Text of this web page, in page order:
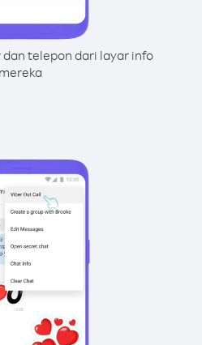
telepon dari layar info
mereka